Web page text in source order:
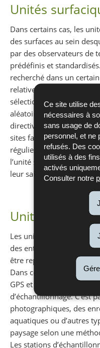
Ce site utilise
nécessaires à
sans usage de
personnel, et ne
refusés. Des
utilisés à des
activés
Consulter notre
Unités
Dans certains cas, les
des surfaces au sein
par des observateurs de
prédéfinis et
recherché dans un
relativement restreinte
sélectionnés sur base de
aléatoire stratifié.
directive « Habitats »
sites favorables répartis
régulier de 5x5 km. Une
l’unité surfacique pour la
leur saison de
Unités
Les unités
des entités
être représentées sous
Dans ce cas, elles sont
GPS et constituent des
d’échantillonnage. C’est
photographiques, des
aquatiques ou d’autres
paysage selon une
Les stations